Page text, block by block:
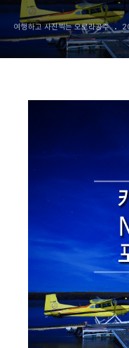
가는 방법 &
여행하고 사진찍는 오로라공주